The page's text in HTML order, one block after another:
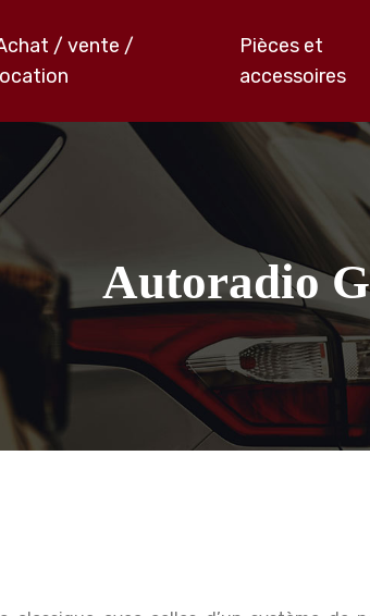
/ vente /
Pièces et
accessoires
Autoradio